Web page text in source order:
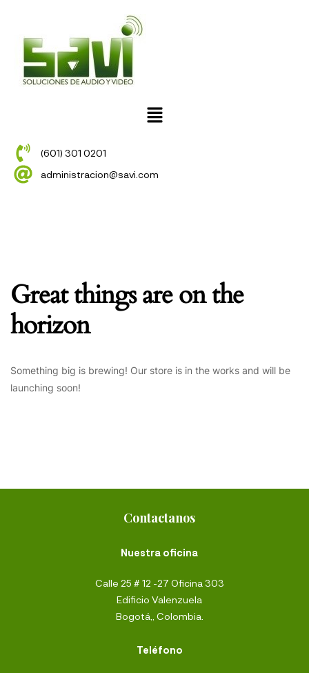
(601) 301 0201
administracion@savi.com
Great things are on the
horizon
Something big is brewing! Our store is in the works and will be
launching soon!
Contactanos
Nuestra oficina
Calle 25 # 12 -27 Oficina 303
Edificio Valenzuela
Bogotá,, Colombia.
Teléfono